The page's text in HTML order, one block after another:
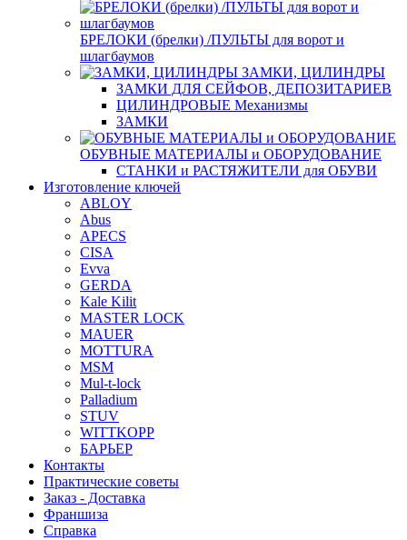
БРЕЛОКИ (брелки) /ПУЛЬТЫ для ворот и
шлагбаумов
ЗАМКИ, ЦИЛИНДРЫ
ЗАМКИ ДЛЯ СЕЙФОВ, ДЕПОЗИТАРИЕВ
ЦИЛИНДРОВЫЕ Механизмы
ЗАМКИ
ОБУВНЫЕ МАТЕРИАЛЫ и ОБОРУДОВАНИЕ
СТАНКИ и РАСТЯЖИТЕЛИ для ОБУВИ
Изготовление ключей
ABLOY
Abus
APECS
CISA
Evva
GERDA
Kale Kilit
MASTER LOCK
MAUER
MOTTURA
MSM
Mul-t-lock
Palladium
STUV
WITTKOPP
БАРЬЕР
Контакты
Практические советы
Заказ - Доставка
Франшиза
Справка